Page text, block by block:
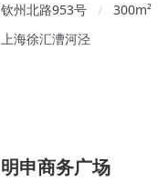
钦州北路953号 / 300m²
上海徐汇漕河泾
明申商务广场